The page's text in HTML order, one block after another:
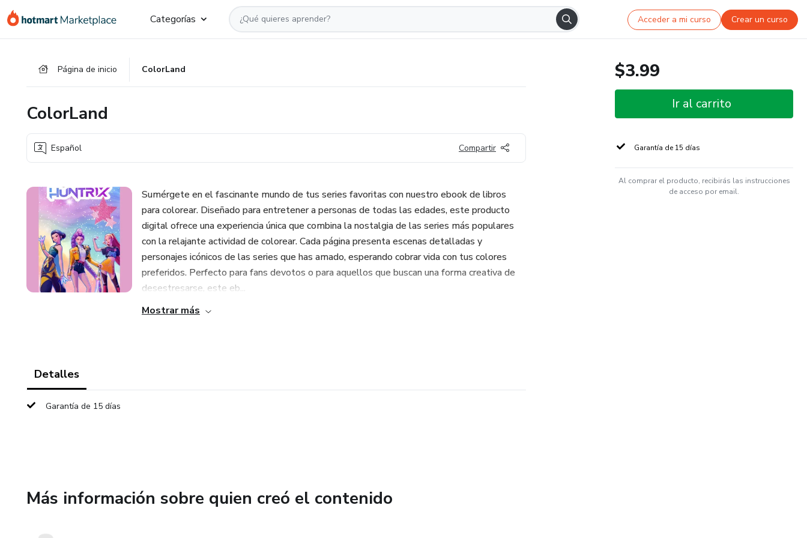
Categorías Acceder a mi curso Crear un curso
Página de inicio ColorLand
ColorLand
Español Compartir
Sumérgete en el fascinante mundo de tus series favoritas con nuestro ebook de libros
para colorear. Diseñado para entretener a personas de todas las edades, este producto
digital ofrece una experiencia única que combina la nostalgia de las series más populares
con la relajante actividad de colorear. Cada página presenta escenas detalladas y
personajes icónicos de las series que has amado, esperando cobrar vida con tus colores
preferidos. Perfecto para fans devotos o para aquellos que buscan una forma creativa de
desestresarse, este eb...
Mostrar más
Detalles
Garantía de 15 días
Más información sobre quien creó el contenido
$3.99
Ir al carrito
Garantía de 15 días
Al comprar el producto, recibirás las instrucciones
de acceso por email.